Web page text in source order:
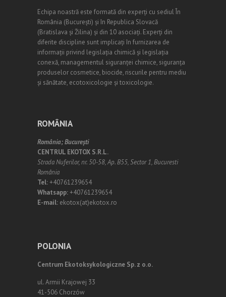
Echipa noastră este formată din experți cu sediul În
România (Bucureşti) și în Republica Slovacă
(Bratislava și Žilina) și din 10 asociați. Experți din
diferite discipline sunt implicați în furnizarea de
informații privind legislația chimică și legislația
conexă, managementul siguranței chimice, siguranța
produselor cosmetice, biocide, riscurile pentru mediu
și sănătate, ecotoxicologie și toxicologie.
ROMÂNIA
România;Bucureşti
CENTRUL EKOTOX S.R.L.
Strada Nuferilor, nr. 50-58, Ap. B55, Sector 1, Bucuresti
România
Tel:+40761239654
Whatsapp:+40761239654
E-mail: ekotox(at)ekotox.ro
POLONIA
Centrum Ekotoksykologiczne Sp. z o.o.
ul. Armii Krajowej 33
41-506 Chorzów